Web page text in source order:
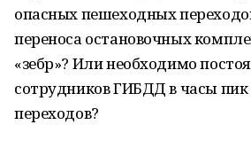
опасных пешеходных
переноса остановочных
«зебр»? Или необходимо
сотрудников ГИБДД в часы пик
переходов?